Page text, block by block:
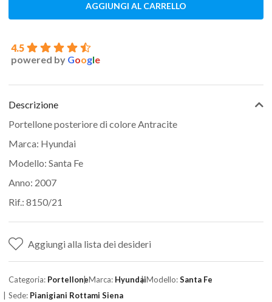
AGGIUNGI AL CARRELLO
4.5
powered by Google
Descrizione
Portellone posteriore di colore Antracite
Marca: Hyundai
Modello: Santa Fe
Anno: 2007
Rif.: 8150/21
Aggiungi alla lista dei desideri
Categoria: PortelloneMarca: HyundaiModello:Santa Fe
Sede: Pianigiani Rottami Siena